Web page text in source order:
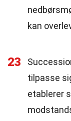
kan
23
tilpasse
etablerer